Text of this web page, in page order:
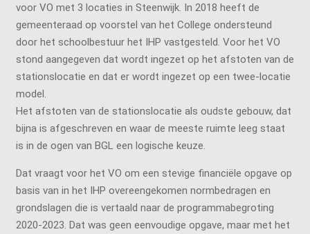
voor VO met 3 locaties in Steenwijk. In 2018 heeft de
gemeenteraad op voorstel van het College ondersteund
door het schoolbestuur het IHP vastgesteld. Voor het VO
stond aangegeven dat wordt ingezet op het afstoten van de
stationslocatie en dat er wordt ingezet op een twee-locatie
model.
Het afstoten van de stationslocatie als oudste gebouw, dat
bijna is afgeschreven en waar de meeste ruimte leeg staat
is in de ogen van BGL een logische keuze.
Dat vraagt voor het VO om een stevige financiële opgave op
basis van in het IHP overeengekomen normbedragen en
grondslagen die is vertaald naar de programmabegroting
2020-2023. Dat was geen eenvoudige opgave, maar met het